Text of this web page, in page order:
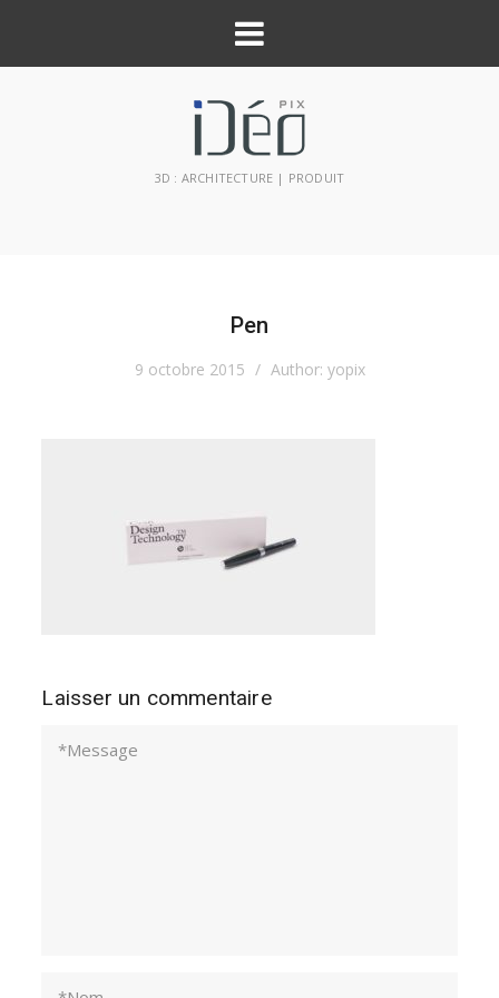
3D : ARCHITECTURE | PRODUIT
Pen
9 octobre 2015 / Author: yopix
Laisser un commentaire